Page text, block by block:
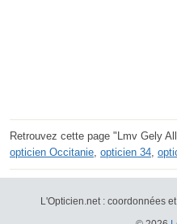
Retrouvez cette page "Lmv Gely
opticien Occitanie, opticien 34,
L'Opticien.net : coordonnées